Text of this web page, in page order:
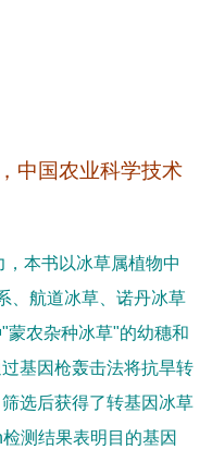
中国农业科学技术
本书以冰草属植物中
、航道冰草、诺丹冰草
"蒙农杂种冰草"的幼穗和
基因枪轰击法将抗旱转
选后获得了转基因冰草
检测结果表明目的基因